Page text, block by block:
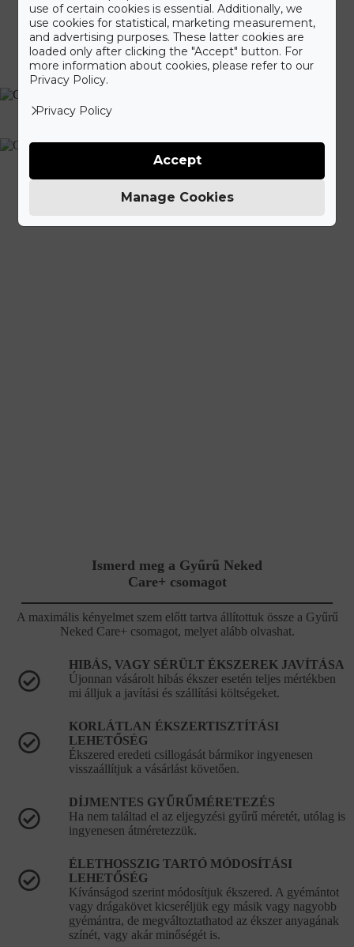
Ismerd meg a Gyűrű Neked
Care+ csomagot
A maximális kényelmet szem előtt tartva állítottuk össze a Gyűrű
Neked Care+ csomagot, melyet alább olvashat.
HIBÁS, VAGY SÉRÜLT ÉKSZEREK JAVÍTÁSA
Újonnan vásárolt hibás ékszer esetén teljes mértékben
mi álljuk a javítási és szállítási költségeket.
KORLÁTLAN ÉKSZERTISZTÍTÁSI
LEHETŐSÉG
Ékszered eredeti csillogását bármikor ingyenesen
visszaállítjuk a vásárlást követően.
DÍJMENTES GYŰRŰMÉRETEZÉS
Ha nem találtad el az eljegyzési gyűrű méretét, utólag is
ingyenesen átméretezzük.
ÉLETHOSSZIG TARTÓ MÓDOSÍTÁSI
LEHETŐSÉG
Kívánságod szerint módosítjuk ékszered. A gyémántot
vagy drágakövet kicseréljük egy másik vagy nagyobb
gyémántra, de megváltoztathatod az ékszer anyagának
színét, vagy akár minőségét is.
use of certain cookies is essential. Additionally, we
use cookies for statistical, marketing measurement,
and advertising purposes. These latter cookies are
loaded only after clicking the "Accept" button. For
more information about cookies, please refer to our
Privacy Policy.
Privacy Policy
Manage Cookies
Accept